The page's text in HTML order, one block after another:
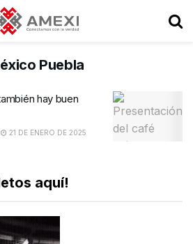
Puebla
hay buen
21 DE ENERO DE 2025
aquí!